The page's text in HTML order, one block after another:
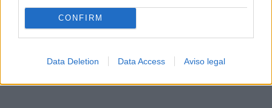
CONFIRM
Data Deletion Data Access Aviso legal